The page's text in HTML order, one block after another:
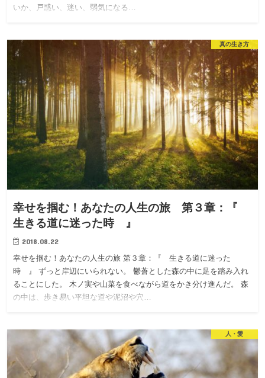
いか、戸惑い、迷い、弱気になる…
真の生き方
幸せを掴む！あなたの人生の旅 第３章：『
生きる道に迷った時 』
2018.08.22
幸せを掴む！あなたの人生の旅 第３章：『 生きる道に迷った
時 』 ずっと岸辺にいられない。 鬱蒼とした森の中に足を踏み入れ
ることにした。 木ノ実や山菜を食べながら道をかき分け進んだ。 森
の中は、歩き易い平坦な道や泥沼や穴…
人・愛